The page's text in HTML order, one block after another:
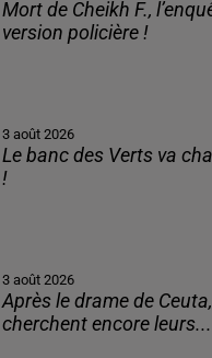
Mort de Cheikh F.,
version policière !
3 août 2026
Le banc des Verts va
!
3 août 2026
Après le drame de
cherchent encore leurs...